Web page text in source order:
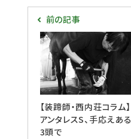
前の記事
【装蹄師・西内荘コラム】
アンタレスS、手応えある
3頭で